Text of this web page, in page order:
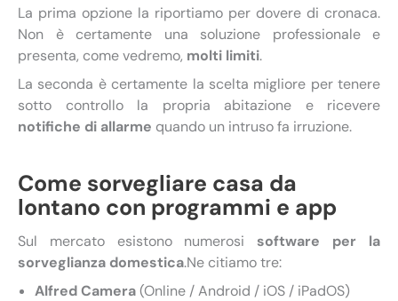
La prima opzione la riportiamo per dovere di cronaca.
Non è certamente una soluzione professionale e
presenta, come vedremo, molti limiti.
La seconda è certamente la scelta migliore per tenere
sotto controllo la propria abitazione e ricevere
notifiche di allarme quando un intruso fa irruzione.
Come sorvegliare casa da
lontano con programmi e app
Sul mercato esistono numerosi software per la
sorveglianza domestica.Ne citiamo tre:
Alfred Camera(Online / Android / iOS / iPadOS)